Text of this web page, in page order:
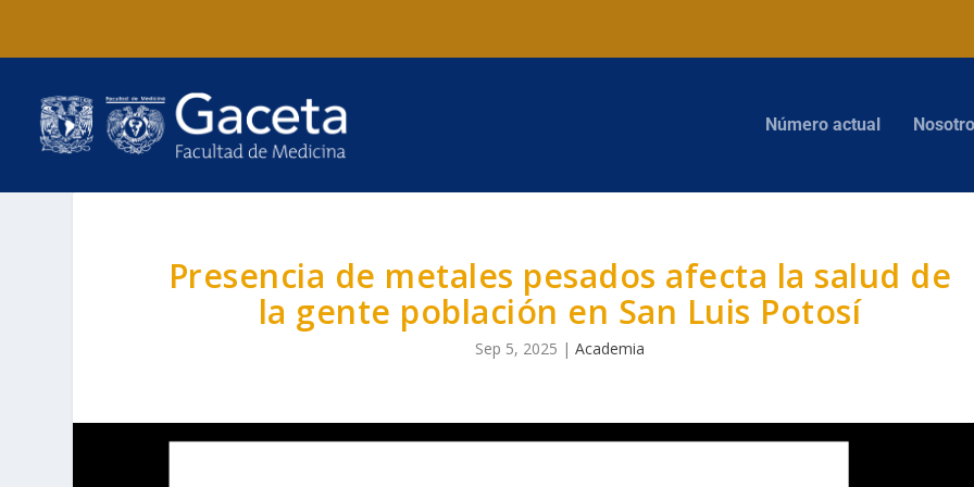
Número actual
Presencia de metales pesados afecta la salud de
la gente población en San Luis Potosí
Sep 5, 2025 | Academia